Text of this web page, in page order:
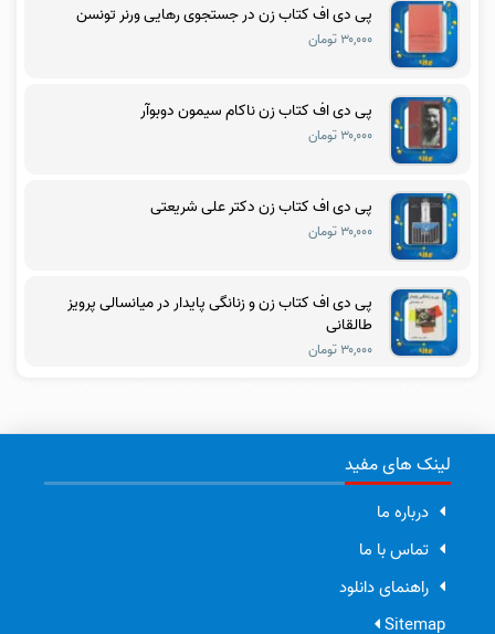
پی دی اف کتاب زن در جستجوی رهایی ورنر تونسن
۳۰,۰۰۰ تومان
پی دی اف کتاب زن ناکام سیمون دوبوآر
۳۰,۰۰۰ تومان
پی دی اف کتاب زن دکتر علی شریعتی
۳۰,۰۰۰ تومان
پی دی اف کتاب زن و زنانگی پایدار در میانسالی پرویز
طالقانی
۳۰,۰۰۰ تومان
لینک های مفید
درباره ما
تماس با ما
راهنمای دانلود
Sitemap